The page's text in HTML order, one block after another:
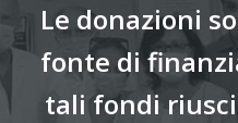
Le donazioni
fonte di
tali fondi